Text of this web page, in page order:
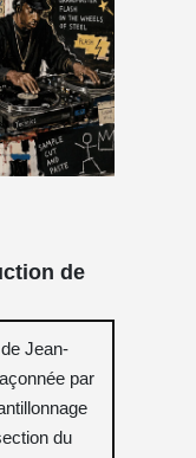
de
Jean-
par
du